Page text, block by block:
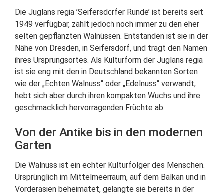
Die Juglans regia ’Seifersdorfer Runde’ ist bereits seit
1949 verfügbar, zählt jedoch noch immer zu den eher
selten gepflanzten Walnüssen. Entstanden ist sie in der
Nähe von Dresden, in Seifersdorf, und trägt den Namen
ihres Ursprungsortes. Als Kulturform der Juglans regia
ist sie eng mit den in Deutschland bekannten Sorten
wie der „Echten Walnuss“ oder „Edelnuss“ verwandt,
hebt sich aber durch ihren kompakten Wuchs und ihre
geschmacklich hervorragenden Früchte ab.
Von der Antike bis in den modernen
Garten
Die Walnuss ist ein echter Kulturfolger des Menschen.
Ursprünglich im Mittelmeerraum, auf dem Balkan und in
Vorderasien beheimatet, gelangte sie bereits in der